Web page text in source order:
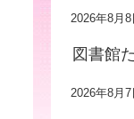
2026年8月8
図書館
2026年8月7